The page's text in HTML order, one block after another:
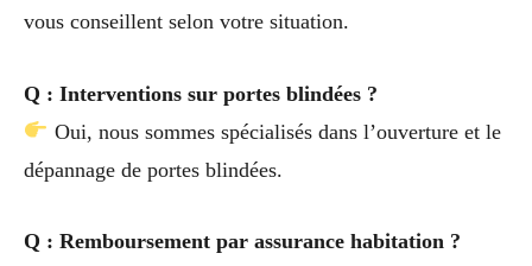
vous conseillent selon votre situation.
Q : Interventions sur portes blindées ?
Oui, nous sommes spécialisés dans l’ouverture et le
dépannage de portes blindées.
Q : Remboursement par assurance habitation ?